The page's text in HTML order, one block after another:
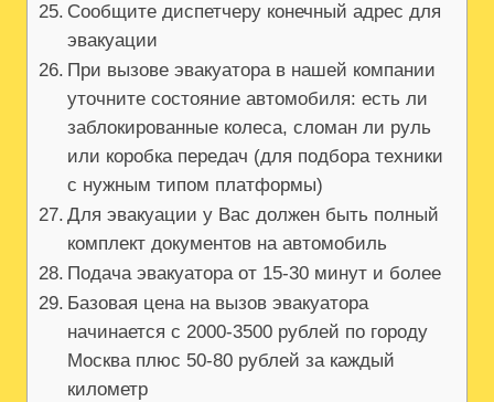
Сообщите диспетчеру конечный адрес для
эвакуации
При вызове эвакуатора в нашей компании
уточните состояние автомобиля: есть ли
заблокированные колеса, сломан ли руль
или коробка передач (для подбора техники
с нужным типом платформы)
Для эвакуации у Вас должен быть полный
комплект документов на автомобиль
Подача эвакуатора от 15-30 минут и более
Базовая цена на вызов эвакуатора
начинается с 2000-3500 рублей по городу
Москва плюс 50-80 рублей за каждый
километр